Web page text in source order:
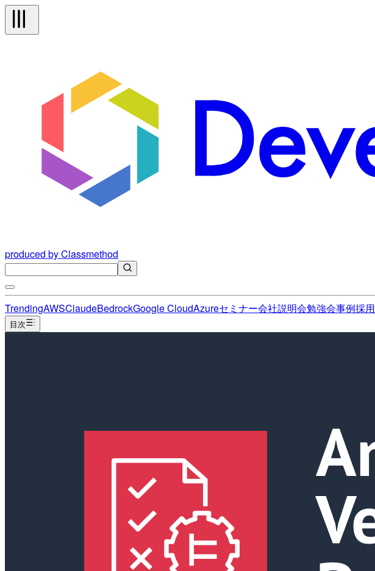
produced by Classmethod
TrendingAWSClaudeBedrockGoogle CloudAzureセミナー会社説明会勉強会事例採用
目次